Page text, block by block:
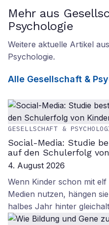
Mehr aus
Psychologie
Weitere aktuelle Artikel
Psychologie.
Alle Gesellschaft &
GESELLSCHAFT &
Social-Media: Studie
auf den Schulerfolg
4. August 2026
Wenn Kinder schon mit
Medien nutzen, hängen
halbes Jahr hinter